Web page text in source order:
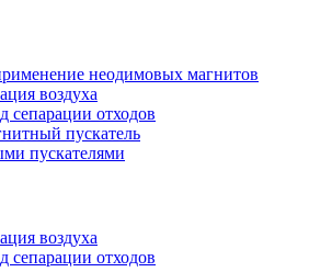
неодимовых магнитов
воздуха
отходов
пускатель
пускателями
воздуха
отходов